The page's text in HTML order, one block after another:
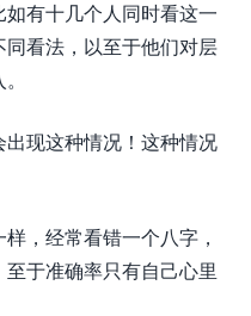
有十几个人同时看这一
看法，以至于他们对层
现这种情况！这种情况
，经常看错一个八字，
于准确率只有自己心里